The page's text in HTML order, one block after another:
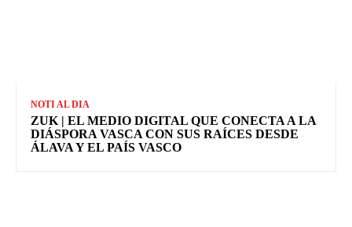
NOTI AL DIA
ZUK | EL MEDIO DIGITAL QUE CONECTA A LA
DIÁSPORA VASCA CON SUS RAÍCES DESDE
ÁLAVA Y EL PAÍS VASCO